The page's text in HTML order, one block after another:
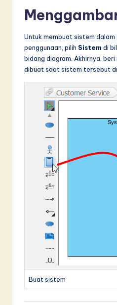
Untuk membuat sistem dalam
penggunaan, pilih Sistem di
bidang diagram. Akhirnya,
dibuat saat sistem tersebut
Buat sistem